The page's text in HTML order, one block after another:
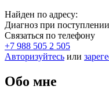
Найден по адресу:
Диагноз при
Связаться по телефону
+7 988 505 2 505
Авторизуйтесь или
Обо мне